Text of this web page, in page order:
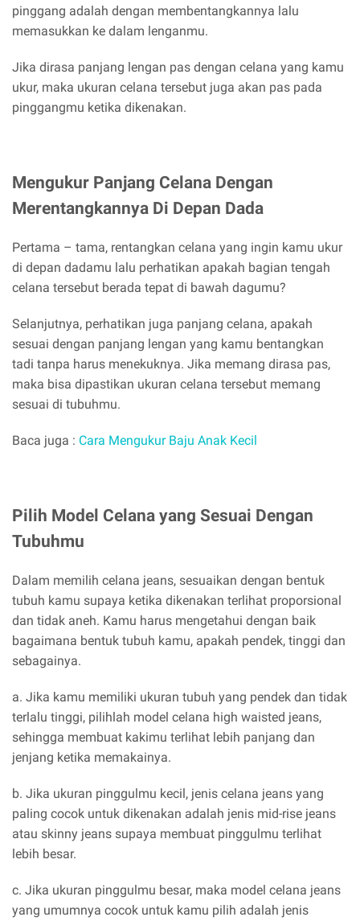
pinggang adalah dengan membentangkannya lalu
memasukkan ke dalam lenganmu.
Jika dirasa panjang lengan pas dengan celana yang kamu
ukur, maka ukuran celana tersebut juga akan pas pada
pinggangmu ketika dikenakan.
Mengukur Panjang Celana Dengan
Merentangkannya Di Depan Dada
Pertama – tama, rentangkan celana yang ingin kamu ukur
di depan dadamu lalu perhatikan apakah bagian tengah
celana tersebut berada tepat di bawah dagumu?
Selanjutnya, perhatikan juga panjang celana, apakah
sesuai dengan panjang lengan yang kamu bentangkan
tadi tanpa harus menekuknya. Jika memang dirasa pas,
maka bisa dipastikan ukuran celana tersebut memang
sesuai di tubuhmu.
Baca juga : Cara Mengukur Baju Anak Kecil
Pilih Model Celana yang Sesuai Dengan
Tubuhmu
Dalam memilih celana jeans, sesuaikan dengan bentuk
tubuh kamu supaya ketika dikenakan terlihat proporsional
dan tidak aneh. Kamu harus mengetahui dengan baik
bagaimana bentuk tubuh kamu, apakah pendek, tinggi dan
sebagainya.
a. Jika kamu memiliki ukuran tubuh yang pendek dan tidak
terlalu tinggi, pilihlah model celana high waisted jeans,
sehingga membuat kakimu terlihat lebih panjang dan
jenjang ketika memakainya.
b. Jika ukuran pinggulmu kecil, jenis celana jeans yang
paling cocok untuk dikenakan adalah jenis mid-rise jeans
atau skinny jeans supaya membuat pinggulmu terlihat
lebih besar.
c. Jika ukuran pinggulmu besar, maka model celana jeans
yang umumnya cocok untuk kamu pilih adalah jenis